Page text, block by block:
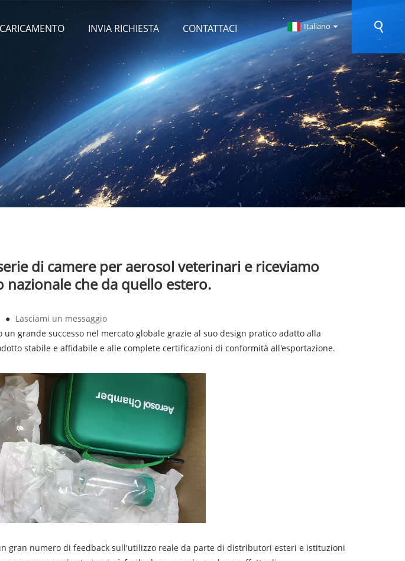
INVIA RICHIESTA CONTATTACI Italiano
di camere per aerosol veterinari e riceviamo
che da quello estero.
● Lasciami un messaggio
un grande successo nel mercato globale grazie al suo design pratico adatto alla
stabile e affidabile e alle complete certificazioni di conformità all'esportazione.
gran numero di feedback sull'utilizzo reale da parte di distributori esteri e istituzioni